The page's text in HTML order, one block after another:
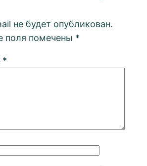
не будет опубликован.
поля помечены *
*